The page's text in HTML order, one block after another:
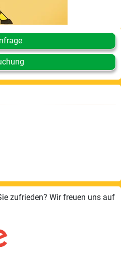
zufrieden? Wir freuen uns auf